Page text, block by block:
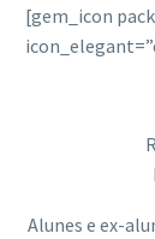
[gem_icon
Alunes e ex-